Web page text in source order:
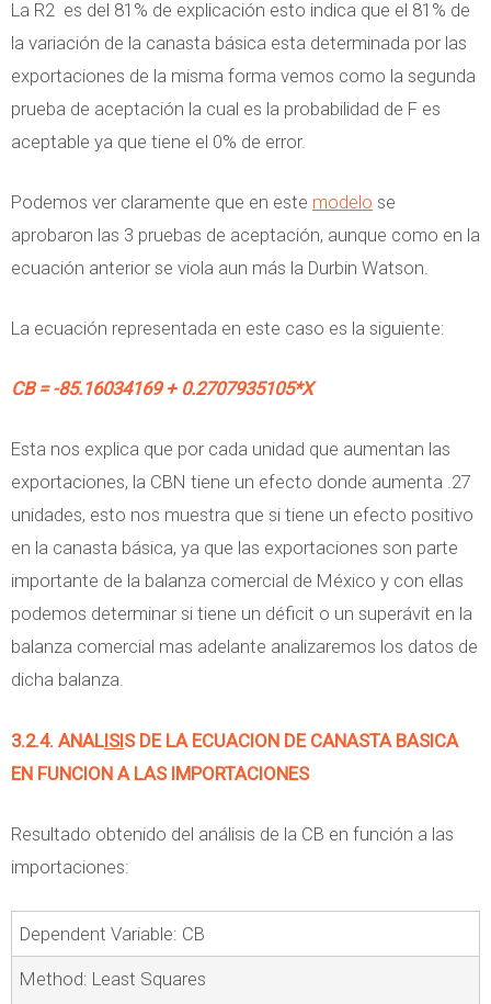
La R2 es del 81% de explicación esto indica que el 81% de
la variación de la canasta básica esta determinada por las
exportaciones de la misma forma vemos como la segunda
prueba de aceptación la cual es la probabilidad de F es
aceptable ya que tiene el 0% de error.
Podemos ver claramente que en este modelo se
aprobaron las 3 pruebas de aceptación, aunque como en la
ecuación anterior se viola aun más la Durbin Watson.
La ecuación representada en este caso es la siguiente:
CB = -85.16034169 + 0.2707935105*X
Esta nos explica que por cada unidad que aumentan las
exportaciones, la CBN tiene un efecto donde aumenta .27
unidades, esto nos muestra que si tiene un efecto positivo
en la canasta básica, ya que las exportaciones son parte
importante de la balanza comercial de México y con ellas
podemos determinar si tiene un déficit o un superávit en la
balanza comercial mas adelante analizaremos los datos de
dicha balanza.
3.2.4. ANALISIS DE LA ECUACION DE CANASTA BASICA
EN FUNCION A LAS IMPORTACIONES
Resultado obtenido del análisis de la CB en función a las
importaciones:
Dependent Variable: CB
Method: Least Squares